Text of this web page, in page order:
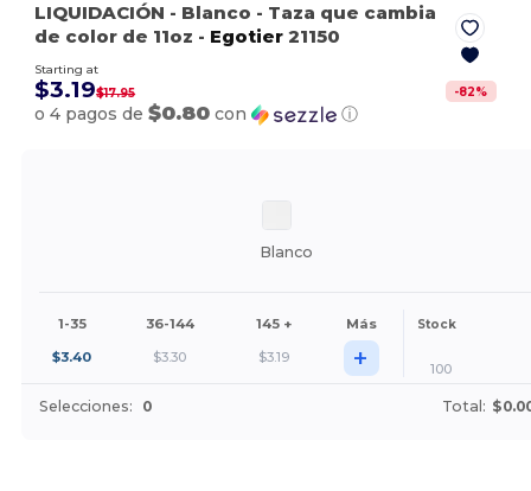
LIQUIDACIÓN - Blanco - Taza que cambia
de color de 11oz - Egotier 21150
Starting at
$3.19$17.95 -82%
o 4 pagos de$0.80 con ⓘ
Blanco
1-35 36-144 145 + Más Stock
$3.40 $3.30 $3.19 + 100
Selecciones: 0 Total: